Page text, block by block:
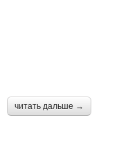
читать дальше →